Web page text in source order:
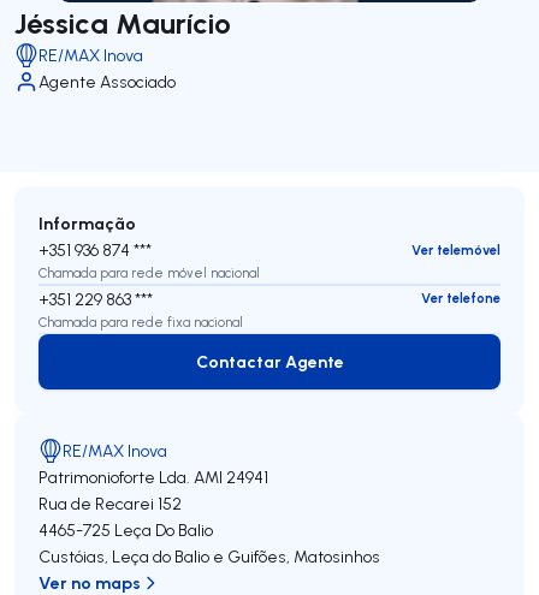
Jéssica Maurício
RE/MAX Inova
Agente Associado
Informação
+351 936 874 ***
Ver telemóvel
Chamada para rede móvel nacional
+351 229 863 ***
Ver telefone
Chamada para rede fixa nacional
Contactar Agente
Contactar Agente
RE/MAX Inova
Patrimonioforte Lda. AMI 24941
Rua de Recarei 152
4465-725 Leça Do Balio
Custóias, Leça do Balio e Guifões, Matosinhos
Ver no maps